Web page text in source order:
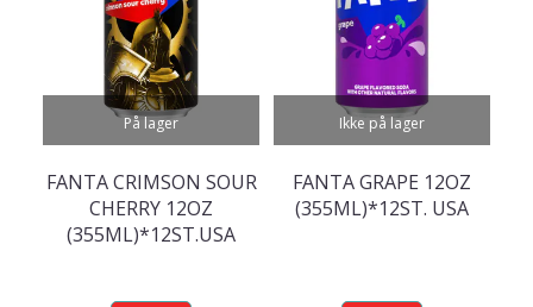
På lager
FANTA CRIMSON SOUR
CHERRY 12OZ
(355ML)*12ST.USA
Ikke på lager
FANTA GRAPE 12OZ
(355ML)*12ST. USA